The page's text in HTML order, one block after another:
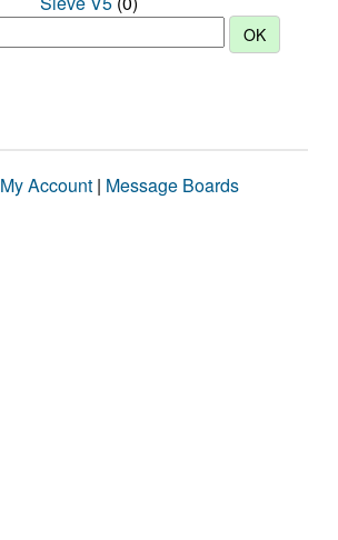
My Account | Message Boards